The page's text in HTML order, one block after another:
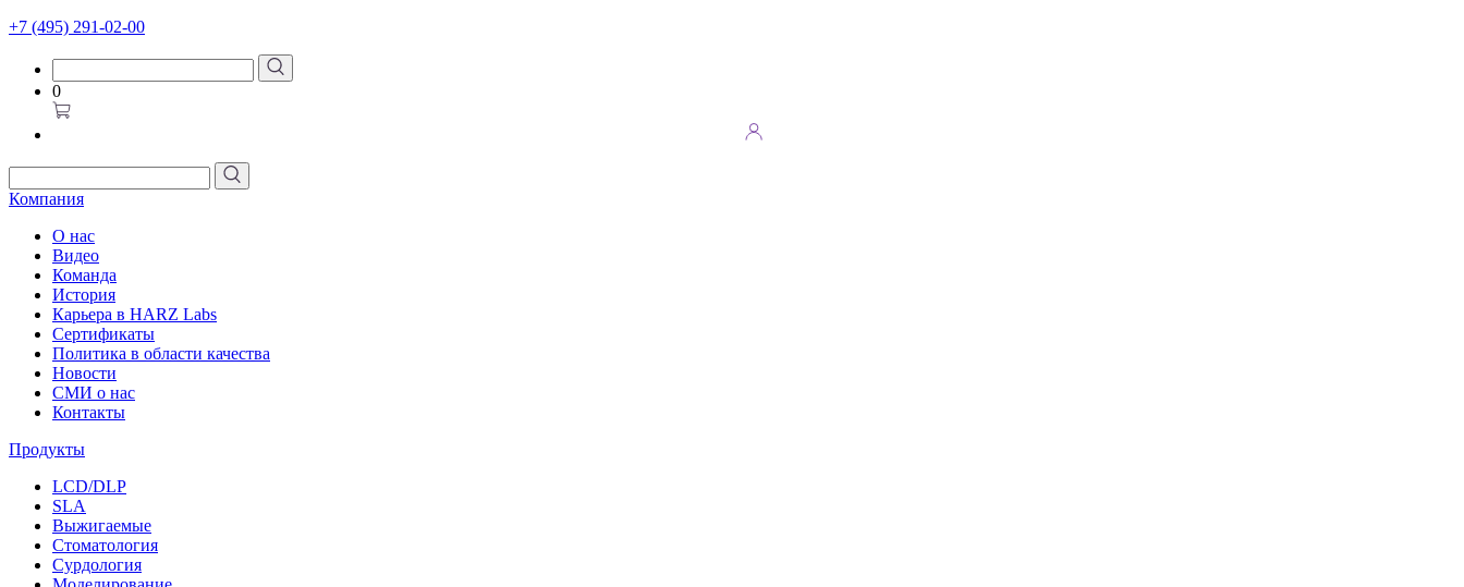
+7 (495) 291-02-00
0
Компания
О нас
Видео
Команда
История
Карьера в HARZ Labs
Сертификаты
Политика в области качества
Новости
СМИ о нас
Контакты
Продукты
LCD/DLP
SLA
Выжигаемые
Стоматология
Сурдология